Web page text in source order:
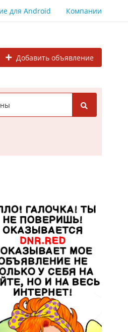
для Android Компании
Добавить объявление